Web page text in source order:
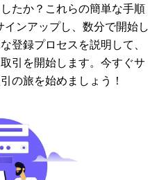
たか？これらの簡単な手順
ンアップし、数分で開始し
登録プロセスを説明して、
引を開始します。今すぐサ
の旅を始めましょう！